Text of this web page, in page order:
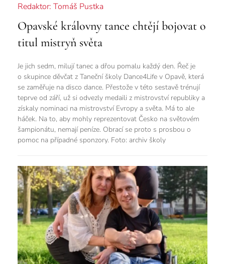
Redaktor: Tomáš Pustka
Opavské královny tance chtějí bojovat o
titul mistryň světa
Je jich sedm, milují tanec a dřou pomalu každý den. Řeč je
o skupince děvčat z Taneční školy Dance4Life v Opavě, která
se zaměřuje na disco dance. Přestože v této sestavě trénují
teprve od září, už si odvezly medaili z mistrovství republiky a
získaly nominaci na mistrovství Evropy a světa. Má to ale
háček. Na to, aby mohly reprezentovat Česko na světovém
šampionátu, nemají peníze. Obrací se proto s prosbou o
pomoc na případné sponzory. Foto: archiv školy